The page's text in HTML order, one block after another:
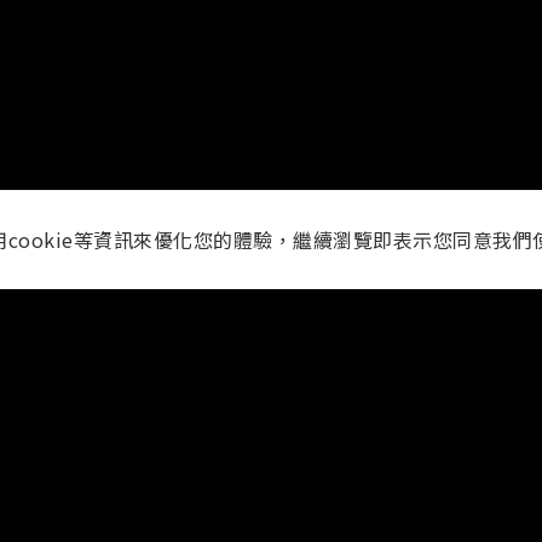
cookie等資訊來優化您的體驗，繼續瀏覽即表示您同意我們